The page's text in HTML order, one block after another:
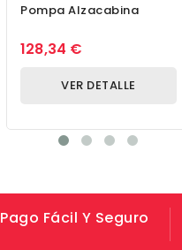
Pompa Alzacabina
128,34 €
VER DETALLE
Pago Fácil Y Seguro